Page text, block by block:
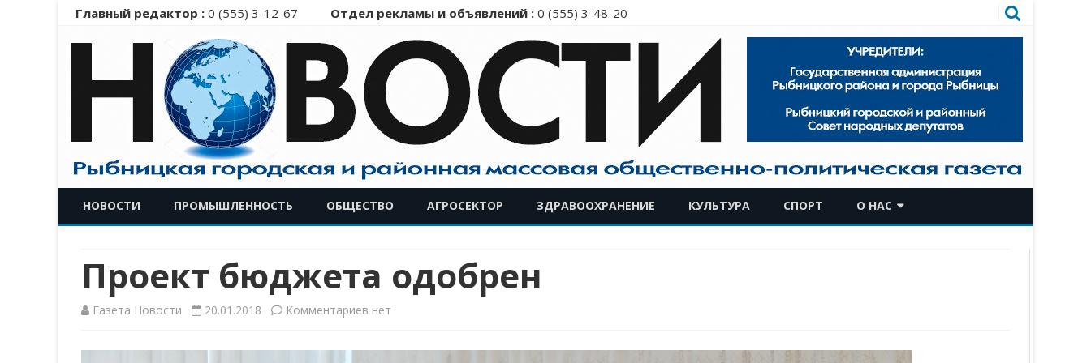
Главный редактор : 0 (555) 3-12-67 Отдел рекламы и объявлений : 0 (555) 3-48-20
к
содержимому
НОВОСТИ ПРОМЫШЛЕННОСТЬ ОБЩЕСТВО АГРОСЕКТОР ЗДРАВООХРАНЕНИЕ КУЛЬТУРА СПОРТ О НАС
Проект бюджета одобрен
Газета Новости 20.01.2018 Комментариев кнет